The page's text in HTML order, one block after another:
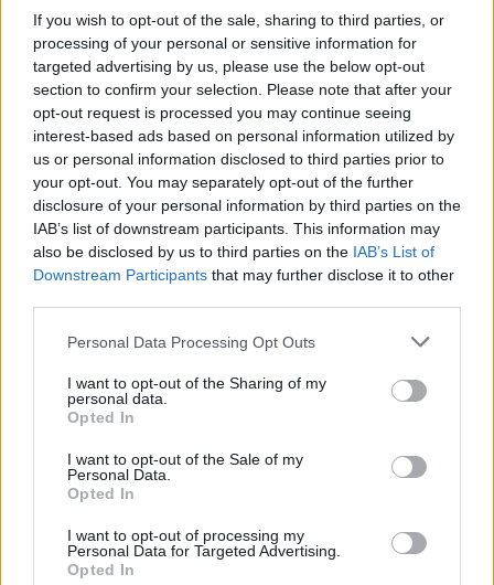
If you wish to opt-out of the sale, sharing to third parties, or
processing of your personal or sensitive information for
targeted advertising by us, please use the below opt-out
section to confirm your selection. Please note that after your
opt-out request is processed you may continue seeing
interest-based ads based on personal information utilized by
us or personal information disclosed to third parties prior to
your opt-out. You may separately opt-out of the further
disclosure of your personal information by third parties on the
IAB’s list of downstream participants. This information may
also be disclosed by us to third parties on the IAB’s List of
Downstream Participants that may further disclose it to other
Personal Data Processing Opt Outs
I want to opt-out of the Sharing of my
personal data.
Opted In
I want to opt-out of the Sale of my
Personal Data.
Opted In
I want to opt-out of processing my
Personal Data for Targeted Advertising.
Opted In
Ezt a növényt már az őskorban is ismerték, a népi gyógyászatban
pedig ma is számos betegség ellen használják.
Születésnapi programokkal várja a